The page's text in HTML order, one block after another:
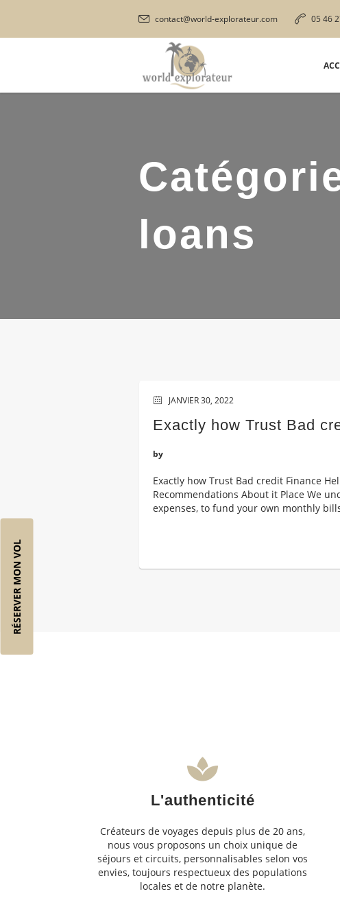
RÉSERVER MON VOL
contact@world-explorateur.com 05 46
loans
JANVIER 30, 2022
Exactly how Trust Bad
by
Exactly how Trust Bad credit Finance
Recommendations About it Place We
expenses, to fund your own monthly
L'authenticité
Créateurs de voyages depuis plus de 20 ans,
nous vous proposons un choix unique de
séjours et circuits, personnalisables selon vos
envies, toujours respectueux des populations
locales et de notre planète.